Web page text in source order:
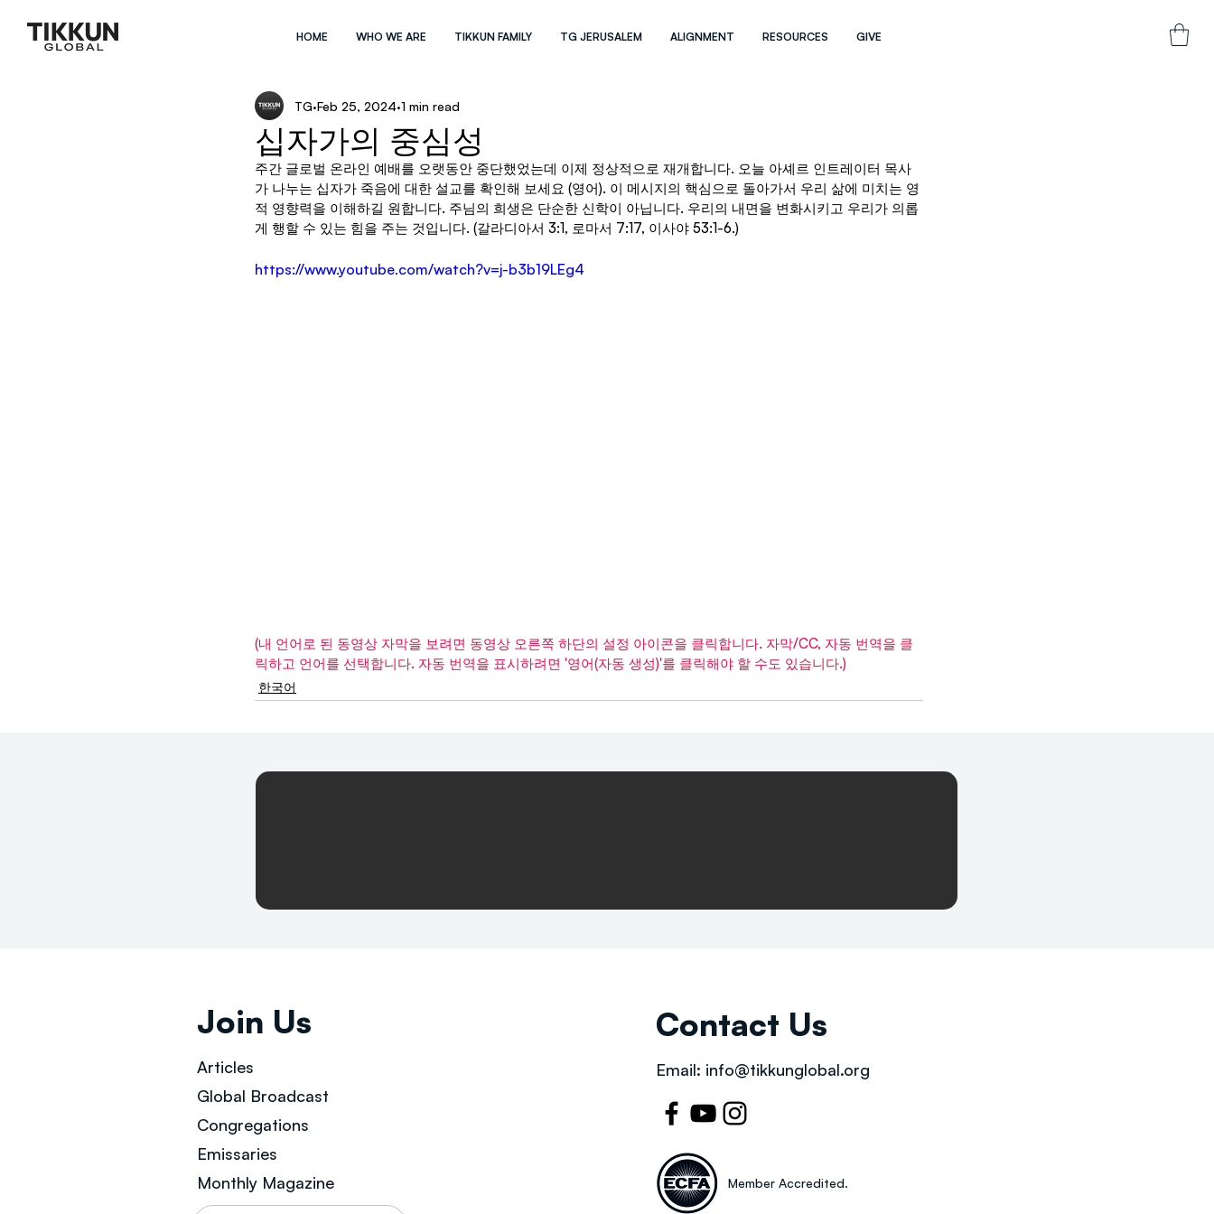
HOME WHO WE ARE TIKKUN FAMILY TG JERUSALEM ALIGNMENT RESOURCES GIVE
십자가의 중심성
TG Feb 25, 2024 1 min read
주간 글로벌 온라인 예배를 오랫동안 중단했었는데 이제 정상적으로 재개합니다. 오늘 아셰르 인트레이터 목사
가 나누는 십자가 죽음에 대한 설교를 확인해 보세요 (영어). 이 메시지의 핵심으로 돌아가서 우리 삶에 미치는 영
적 영향력을 이해하길 원합니다. 주님의 희생은 단순한 신학이 아닙니다. 우리의 내면을 변화시키고 우리가 의롭
게 행할 수 있는 힘을 주는 것입니다. (갈라디아서 3:1, 로마서 7:17, 이사야 53:1-6.)
https://www.youtube.com/watch?v=j-b3b19LEg4
(내 언어로 된 동영상 자막을 보려면 동영상 오른쪽 하단의 설정 아이콘을 클릭합니다. 자막/CC, 자동 번역을 클
릭하고 언어를 선택합니다. 자동 번역을 표시하려면 '영어(자동 생성)'를 클릭해야 할 수도 있습니다.)
한국어
Join Us
Articles
Global Broadcast
Congregations
Emissaries
Monthly Magazine
Contact Us
Email: info@tikkunglobal.org
Member Accredited.